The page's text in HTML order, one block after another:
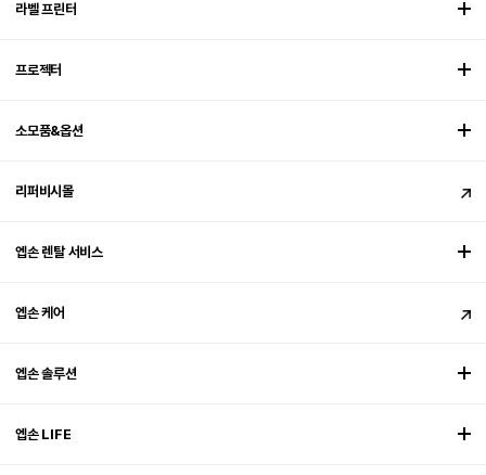
라벨 프린터
프로젝터
소모품&옵션
리퍼비시몰
엡손 렌탈 서비스
엡손 케어
엡손 솔루션
엡손 LIFE